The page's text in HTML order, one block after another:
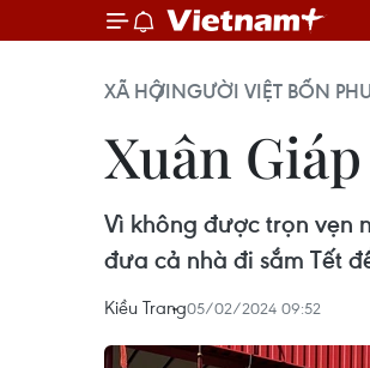
XÃ HỘINGƯỜI VIỆT BỐN
Xuân
Vì không được trọn vẹn
đưa cả nhà đi sắm Tết
Kiều Trang05/02/2024 09:52